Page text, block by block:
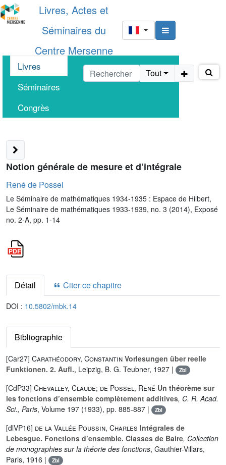
Livres, Actes et
Séminaires du
Centre Mersenne
Livres
Séminaires
Congrès
Tout
Notion générale de mesure et d’intégrale
René de Possel
Le Séminaire de mathématiques 1934-1935 : Espace de Hilbert,
Le Séminaire de mathématiques 1933-1939, no. 3 (2014), Exposé
no. 2-A, pp. 1-14
Détail Citer ce chapitre
DOI : 10.5802/mbk.14
Bibliographie
[Car27] Carathéodory, Constantin Vorlesungen über reelle
Funktionen. 2. Aufl., Leipzig, B. G. Teubner, 1927 | Zbl
[CdP33] Chevalley, Claude; de Possel, René Un théorème sur
les fonctions d’ensemble complètement additives, C. R. Acad.
Sci., Paris, Volume 197 (1933), pp. 885-887 | Zbl
[dlVP16] de la Vallée Poussin, Charles Intégrales de
Lebesgue. Fonctions d’ensemble. Classes de Baire, Collection
de monographies sur la théorie des fonctions, Gauthier-Villars,
Paris, 1916 |
Zbl